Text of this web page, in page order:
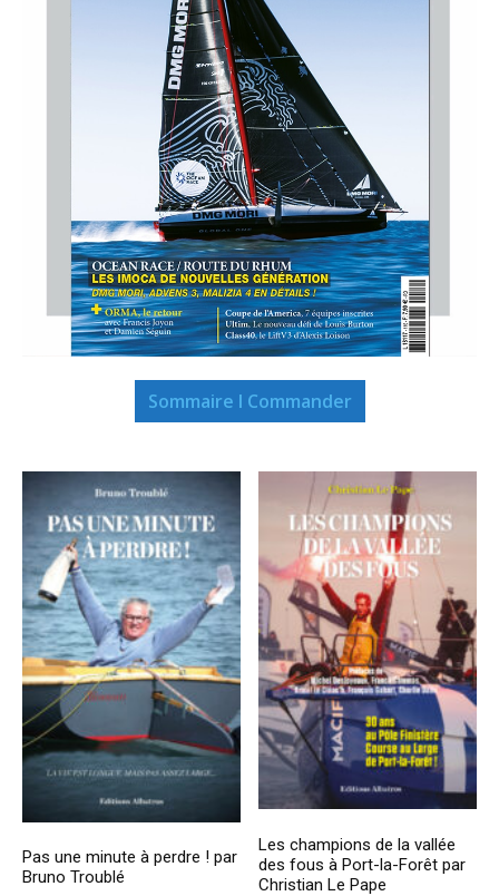
Sommaire I Commander
Pas une minute à perdre ! par
Bruno Troublé
Les champions de la vallée
des fous à Port-la-Forêt par
Christian Le Pape